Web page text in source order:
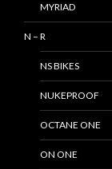
MYRIAD
N – R
NS BIKES
NUKEPROOF
OCTANE ONE
ON ONE